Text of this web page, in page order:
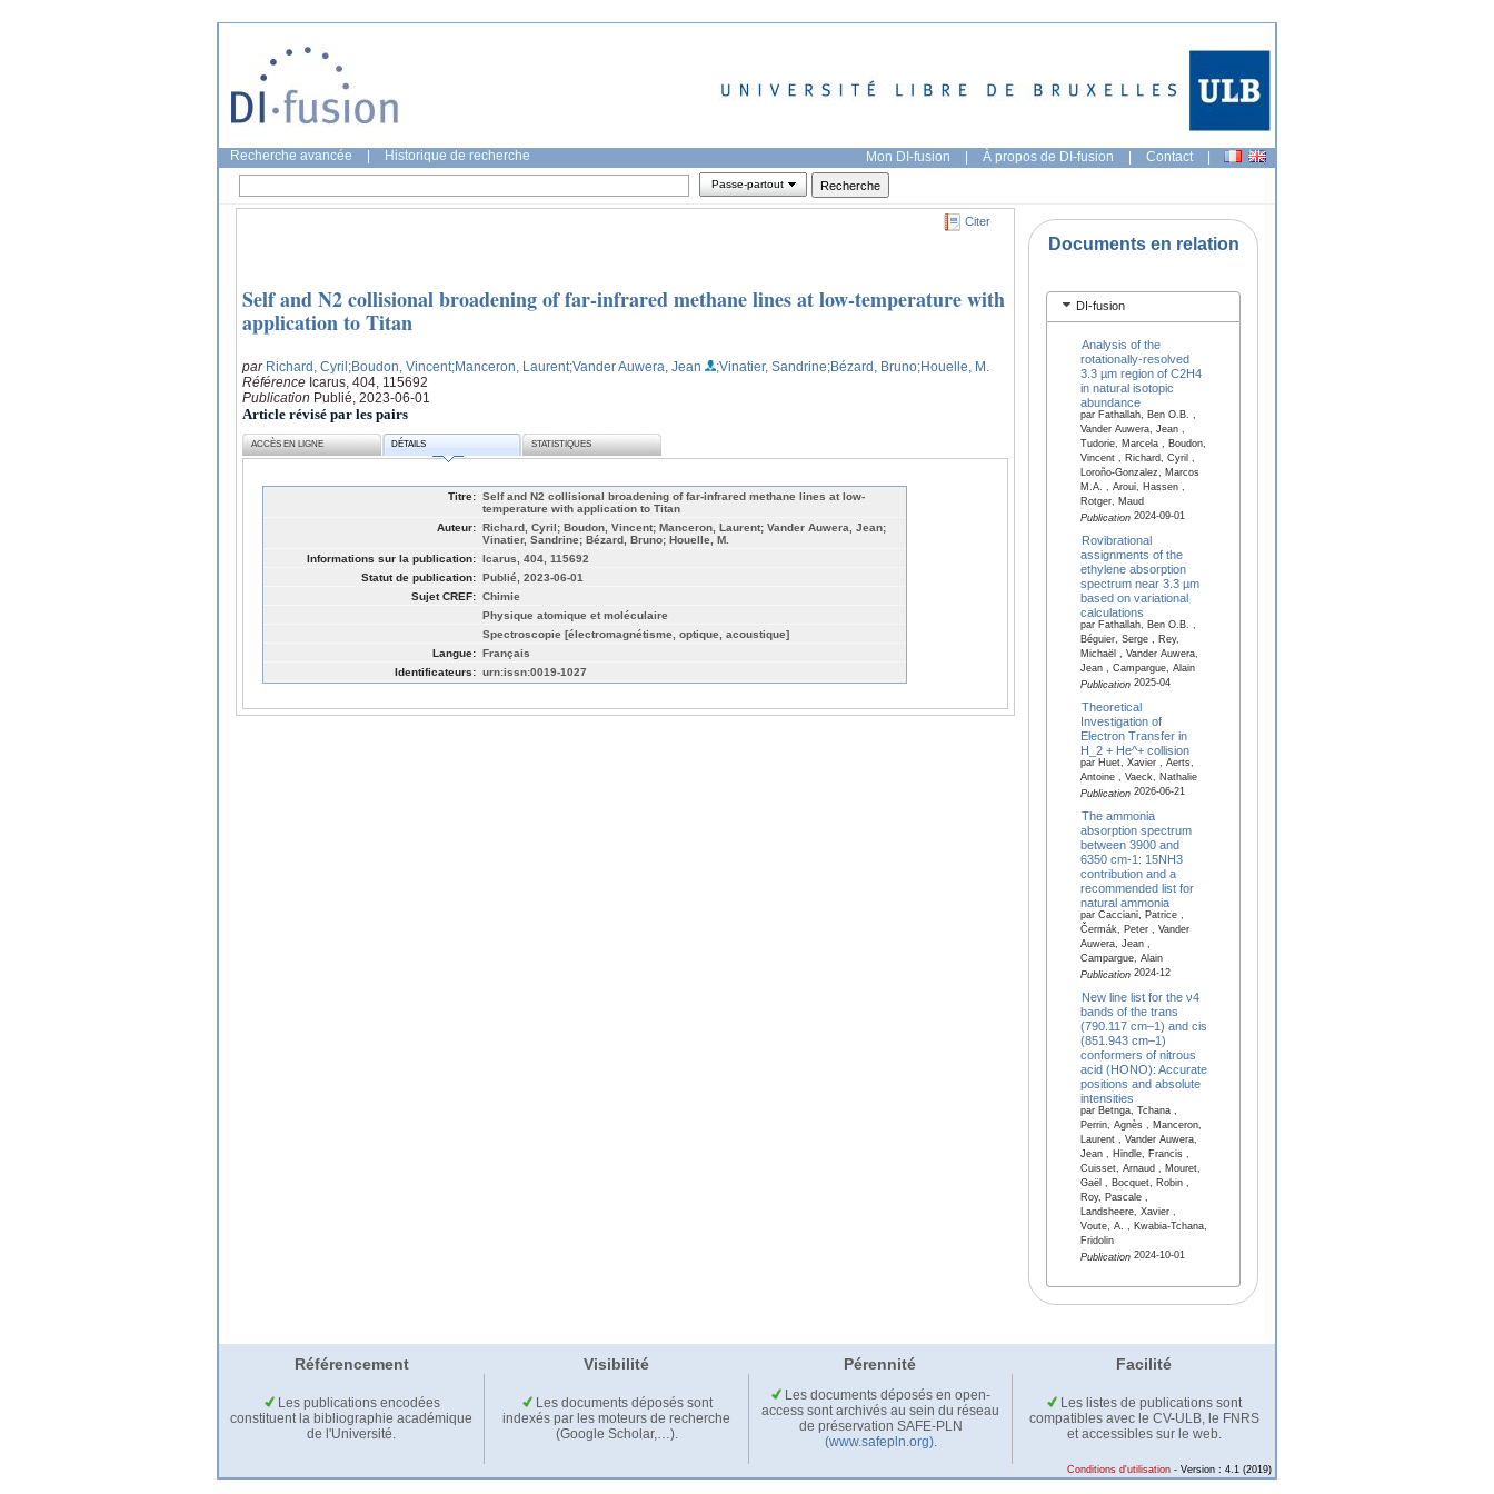
Recherche avancée Historique de recherche Mon DI-fusion | À propos de DI-fusion | Contact |
Passe-partout
Citer
Self and N2 collisional broadening of far-infrared methane lines at low-temperature with
application to Titan
par Richard, Cyril;Boudon, Vincent;Manceron, Laurent;Vander Auwera, Jean ;Vinatier, Sandrine;Bézard, Bruno;Houelle, M.
Référence Icarus, 404, 115692
Publication Publié, 2023-06-01
Article révisé par les pairs
ACCÈS EN LIGNE DÉTAILS STATISTIQUES
Titre: Self and N2 collisional broadening of far-infrared methane lines at low-
temperature with application to Titan
Auteur: Richard, Cyril; Boudon, Vincent; Manceron, Laurent; Vander Auwera, Jean;
Vinatier, Sandrine; Bézard, Bruno; Houelle, M.
Informations sur la publication: Icarus, 404, 115692
Statut de publication: Publié, 2023-06-01
Sujet CREF: Chimie
Physique atomique et moléculaire
Spectroscopie [électromagnétisme, optique, acoustique]
Langue: Français
Identificateurs: urn:issn:0019-1027
Documents en relation
DI-fusion
Analysis of the
rotationally-resolved
3.3 µm region of C2H4
in natural isotopic
abundance
par Fathallah, Ben O.B. ,
Vander Auwera, Jean ,
Tudorie, Marcela , Boudon,
Vincent , Richard, Cyril ,
Loroño-Gonzalez, Marcos
M.A. , Aroui, Hassen ,
Rotger, Maud
Publication2024-09-01
Rovibrational
assignments of the
ethylene absorption
spectrum near 3.3 µm
based on variational
calculations
par Fathallah, Ben O.B. ,
Béguier, Serge , Rey,
Michaël , Vander Auwera,
Jean , Campargue, Alain
Publication2025-04
Theoretical
Investigation of
Electron Transfer in
H_2 + He^+ collision
par Huet, Xavier , Aerts,
Antoine , Vaeck, Nathalie
Publication2026-06-21
The ammonia
absorption spectrum
between 3900 and
6350 cm-1: 15NH3
contribution and a
recommended list for
natural ammonia
par Cacciani, Patrice ,
Čermák, Peter , Vander
Auwera, Jean ,
Campargue, Alain
Publication2024-12
New line list for the ν4
bands of the trans
(790.117 cm–1) and cis
(851.943 cm–1)
conformers of nitrous
acid (HONO): Accurate
positions and absolute
intensities
par Betnga, Tchana ,
Perrin, Agnès , Manceron,
Laurent , Vander Auwera,
Jean , Hindle, Francis ,
Cuisset, Arnaud , Mouret,
Gaël , Bocquet, Robin ,
Roy, Pascale ,
Landsheere, Xavier ,
Voute, A. , Kwabia-Tchana,
Fridolin
Publication2024-10-01
Référencement Visibilité Pérennité Facilité
Les publications encodées
constituent la bibliographie académique
de l'Université.
Les documents déposés sont
indexés par les moteurs de recherche
(Google Scholar,…).
Les documents déposés en open-
access sont archivés au sein du réseau
de préservation SAFE-PLN
(www.safepln.org).
Les listes de publications sont
compatibles avec le CV-ULB, le FNRS
et accessibles sur le web.
Conditions d'utilisation - Version : 4.1 (2019)